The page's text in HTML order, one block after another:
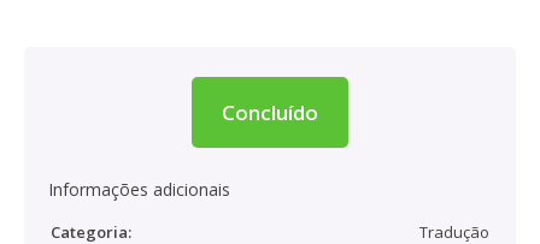
Concluído
Informações adicionais
Categoria:
Tradução